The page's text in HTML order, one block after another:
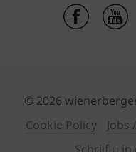
© 2026
Cookie Policy
Jobs